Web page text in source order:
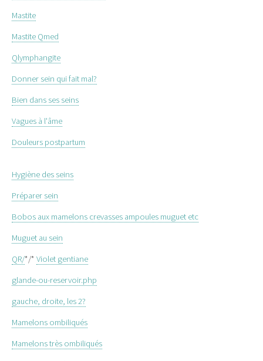
Mastite
Mastite Qmed
Qlymphangite
Donner sein qui fait mal?
Bien dans ses seins
Vagues à l'âme
Douleurs postpartum
Hygiène des seins
Préparer sein
Bobos aux mamelons crevasses ampoules muguet etc
Muguet au sein
QR/*/* Violet gentiane
glande-ou-reservoir.php
gauche, droite, les 2?
Mamelons ombiliqués
Mamelons très ombiliqués